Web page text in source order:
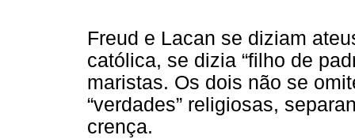
Freud e Lacan se diziam
católica, se dizia “filho de
maristas. Os dois não se
“verdades” religiosas,
crença.